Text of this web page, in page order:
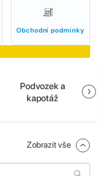
Obchodní podmínky
Podvozek a
kapotáž
Zobrazit vše